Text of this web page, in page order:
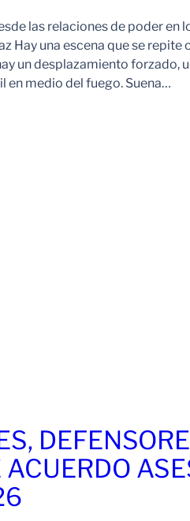
las relaciones de poder en
Hay una escena que se repite
un desplazamiento forzado,
en medio del fuego. Suena…